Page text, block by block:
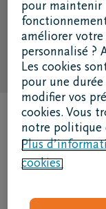
pour maintenir
améliorer votre
personnalisé ?
Les cookies
pour une
modifier vos
cookies. Vous
notre politique
Plus
cookies.